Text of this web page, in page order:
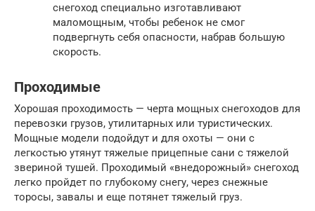
снегоход специально изготавливают
маломощным, чтобы ребенок не смог
подвергнуть себя опасности, набрав большую
скорость.
Проходимые
Хорошая проходимость — черта мощных снегоходов для
перевозки грузов, утилитарных или туристических.
Мощные модели подойдут и для охоты — они с
легкостью утянут тяжелые прицепные сани с тяжелой
звериной тушей. Проходимый «внедорожный» снегоход
легко пройдет по глубокому снегу, через снежные
торосы, завалы и еще потянет тяжелый груз.